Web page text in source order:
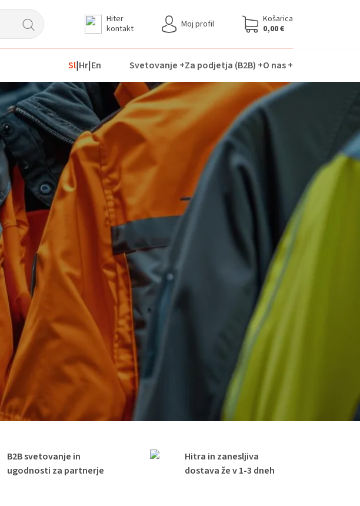
Hiter
kontakt
Moj profil
Košarica
0,00€
Sl|Hr|En Svetovanje +Za podjetja (B2B) +O nas +
B2B svetovanje in
ugodnosti za partnerje
Hitra in zanesljiva
dostava že v 1-3 dneh